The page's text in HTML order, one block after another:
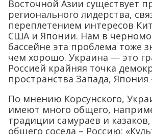
Восточной Азии существует
регионального лидерства,
переплетением интересов
США и Японии. Нам в
бассейне эта проблема тоже
чем хорошо. Украина — это
Россией крайняя точка
пространства Запада,
По мнению Корсунского,
имеют много общего,
традиции самураев и
общего соседа – Россию: